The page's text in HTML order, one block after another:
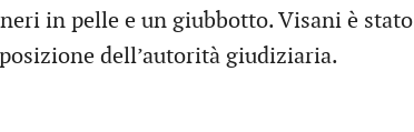
in pelle e un giubbotto. Visani è stato
dell’autorità giudiziaria.